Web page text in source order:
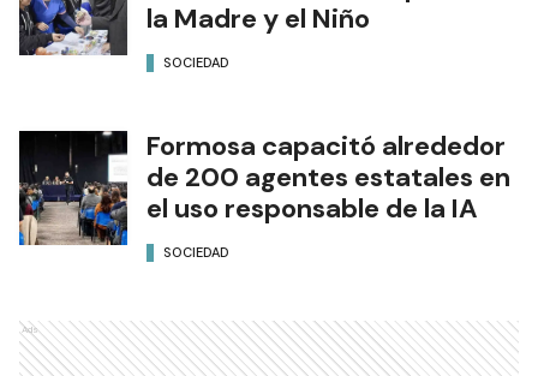
la Madre y el Niño
SOCIEDAD
Formosa capacitó alrededor
de 200 agentes estatales en
el uso responsable de la IA
SOCIEDAD
Ads